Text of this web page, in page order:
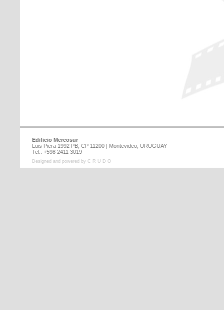
Edificio Mercosur
Luis Piera 1992 PB, CP 11200 | Montevideo, URUGUAY
Tel.: +598 2411 3019
Designed and powered by C R U D O